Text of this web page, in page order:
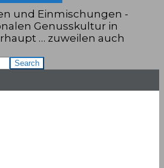
und Einmischungen -
Genusskultur in
… zuweilen auch